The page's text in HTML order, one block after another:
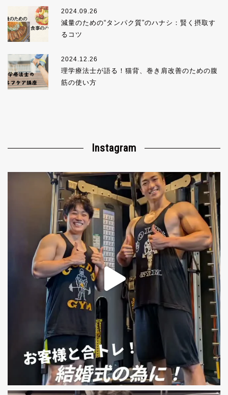
2024.09.26
減量のための“タンパク質”のハナシ：賢く摂取す
るコツ
2024.12.26
理学療法士が語る！猫背、巻き肩改善のための腹
筋の使い方
Instagram